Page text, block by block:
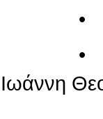
• Να
• Να
Ιωάννη